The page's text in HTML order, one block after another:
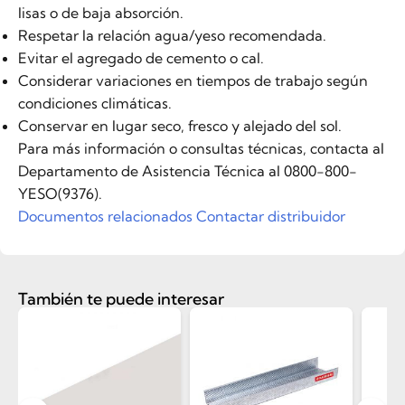
lisas o de baja absorción.
Respetar la relación agua/yeso recomendada.
Evitar el agregado de cemento o cal.
Considerar variaciones en tiempos de trabajo según
condiciones climáticas.
Conservar en lugar seco, fresco y alejado del sol.
Para más información o consultas técnicas, contacta al
Departamento de Asistencia Técnica al 0800-800-
YESO(9376).
Documentos relacionados Contactar distribuidor
También te puede interesar